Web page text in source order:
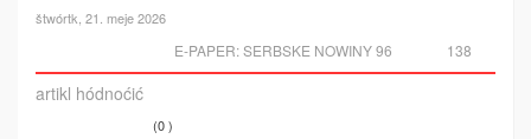
štwórtk, 21. meje 2026
138
E-PAPER:SERBSKE NOWINY 96
artikl hódnoćić
(0 )